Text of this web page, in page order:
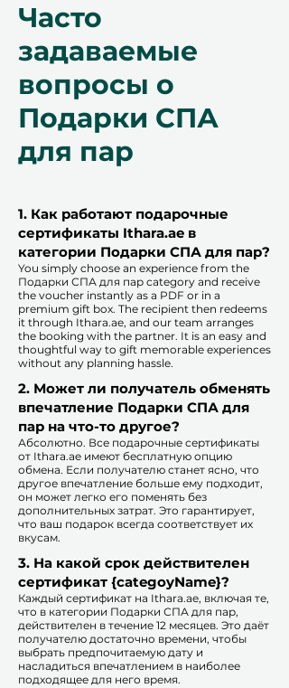
Часто
задаваемые
вопросы о
Подарки СПА
для пар
1. Как работают подарочные
сертификаты Ithara.ae в
категории Подарки СПА для пар?
You simply choose an experience from the
Подарки СПА для пар category and receive
the voucher instantly as a PDF or in a
premium gift box. The recipient then redeems
it through Ithara.ae, and our team arranges
the booking with the partner. It is an easy and
thoughtful way to gift memorable experiences
without any planning hassle.
2. Может ли получатель обменять
впечатление Подарки СПА для
пар на что-то другое?
Абсолютно. Все подарочные сертификаты
от Ithara.ae имеют бесплатную опцию
обмена. Если получателю станет ясно, что
другое впечатление больше ему подходит,
он может легко его поменять без
дополнительных затрат. Это гарантирует,
что ваш подарок всегда соответствует их
вкусам.
3. На какой срок действителен
сертификат {categoyName}?
Каждый сертификат на Ithara.ae, включая те,
что в категории Подарки СПА для пар,
действителен в течение 12 месяцев. Это даёт
получателю достаточно времени, чтобы
выбрать предпочитаемую дату и
насладиться впечатлением в наиболее
подходящее для него время.​